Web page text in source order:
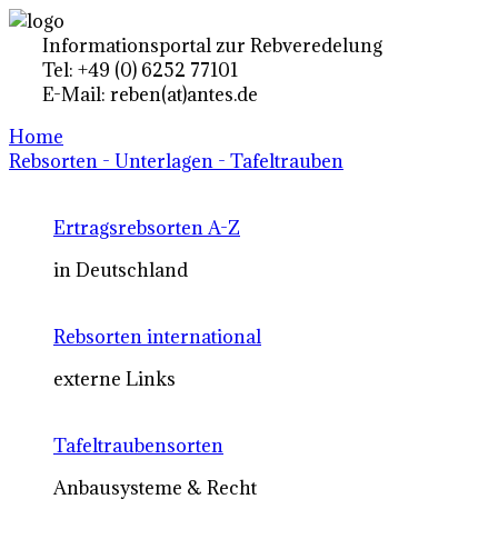
Informationsportal zur Rebveredelung
Tel: +49 (0) 6252 77101
E-Mail: reben(at)antes.de
Home
Rebsorten - Unterlagen - Tafeltrauben
Ertragsrebsorten A-Z
in Deutschland
Rebsorten international
externe Links
Tafeltraubensorten
Anbausysteme & Recht